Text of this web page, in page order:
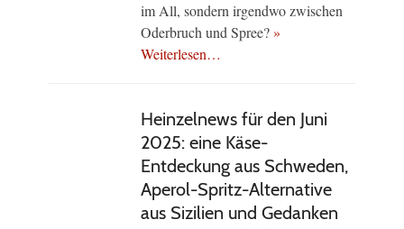
im All, sondern irgendwo zwischen
Oderbruch und Spree?»
Weiterlesen…
Heinzelnews für den Juni
2025: eine Käse-
Entdeckung aus Schweden,
Aperol-Spritz-Alternative
aus Sizilien und Gedanken